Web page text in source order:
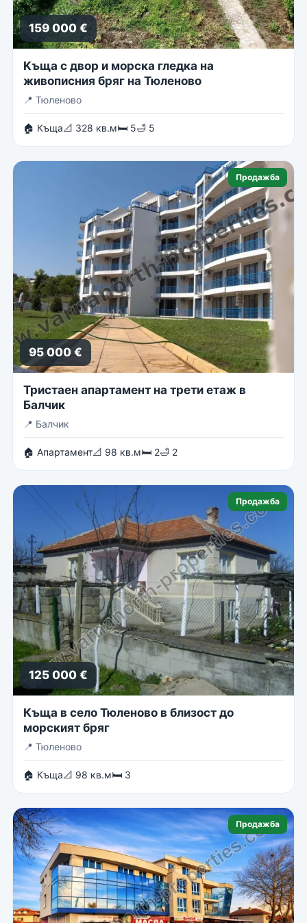
159 000 €
Kъща с двор и морска гледка на
живописния бряг на Тюленово
📍 Тюленово
🏠 Къща📐 328 кв.м🛏 5🛁 5
Продажба
95 000 €
Тристаен апартамент на трети етаж в
Балчик
📍 Балчик
🏠 Апартамент📐 98 кв.м🛏 2🛁 2
Продажба
125 000 €
Къща в село Тюленово в близост до
морският бряг
📍 Тюленово
🏠 Къща📐 98 кв.м🛏 3
Продажба